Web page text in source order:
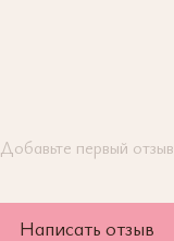
Добавьте первый отзыв
Написать отзыв